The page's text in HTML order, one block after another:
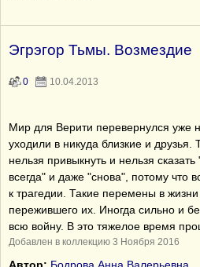
Эгрэгор Тьмы. Возмездие
0 10.04.2013
Мир для Верити перевернулся уже
уходили в никуда близкие и друзья.
нельзя привыкнуть и нельзя
всегда" и даже "снова", потому что
к трагедии. Такие перемены в
пережившего их. Иногда сильно и
всю войну. В это тяжелое время
Добавлен в коллекцию 3 Ноября 2016